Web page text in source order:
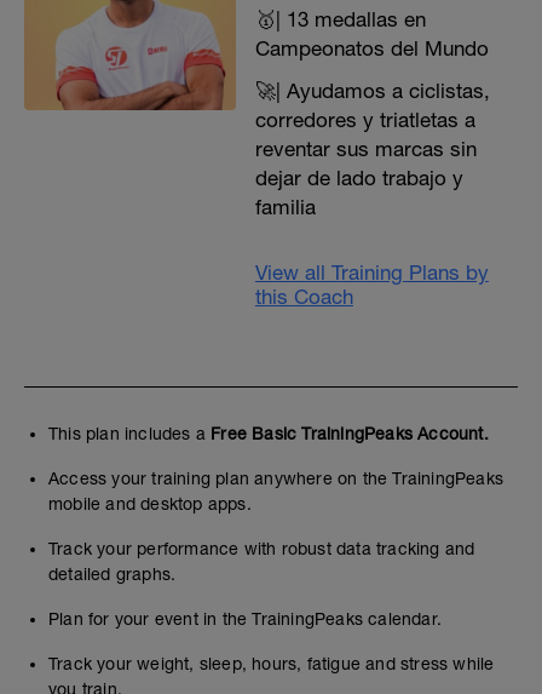
🥇| 13 medallas en
Campeonatos del Mundo
🚀| Ayudamos a ciclistas,
corredores y triatletas a
reventar sus marcas sin
dejar de lado trabajo y
familia
View all Training Plans by
this Coach
This plan includes a Free Basic TrainingPeaks Account.
Access your training plan anywhere on the TrainingPeaks
mobile and desktop apps.
Track your performance with robust data tracking and
detailed graphs.
Plan for your event in the TrainingPeaks calendar.
Track your weight, sleep, hours, fatigue and stress while
you train.